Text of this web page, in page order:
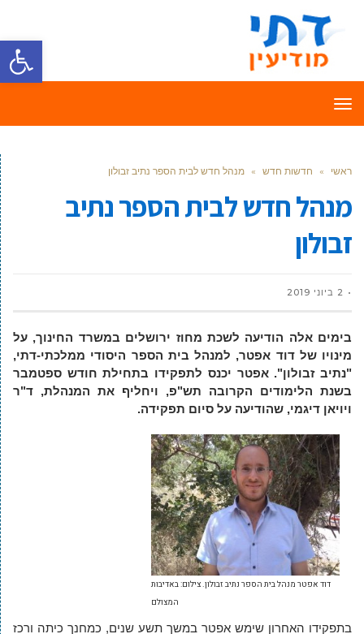
פתח
תפריט
ראשי » חדשות חדש » מנהל חדש לבית הספר נתיב זבולון
מנהל חדש לבית הספר נתיב
זבולון
2 ביוני 2019
בימים אלה הודיעה לשכת מחוז ירושלים במשרד החינוך, על
מינויו של דוד אפטר, למנהל בית הספר היסודי ממלכתי-דתי,
"נתיב זבולון". אפטר יכנס לתפקידו בתחילת חודש ספטמבר
בשנת הלימודים הקרובה תש"פ, ויחליף את המנהלת, ד"ר
ויויאן דיגמי, שהודיעה על סיום תפקידה.
דוד אפטר מנהל בית הספר נתיב זבולון. צילום: באדיבות
המצולם
בתפקידו האחרון שימש אפטר במשך תשע שנים, כמחנך כיתה ורכז